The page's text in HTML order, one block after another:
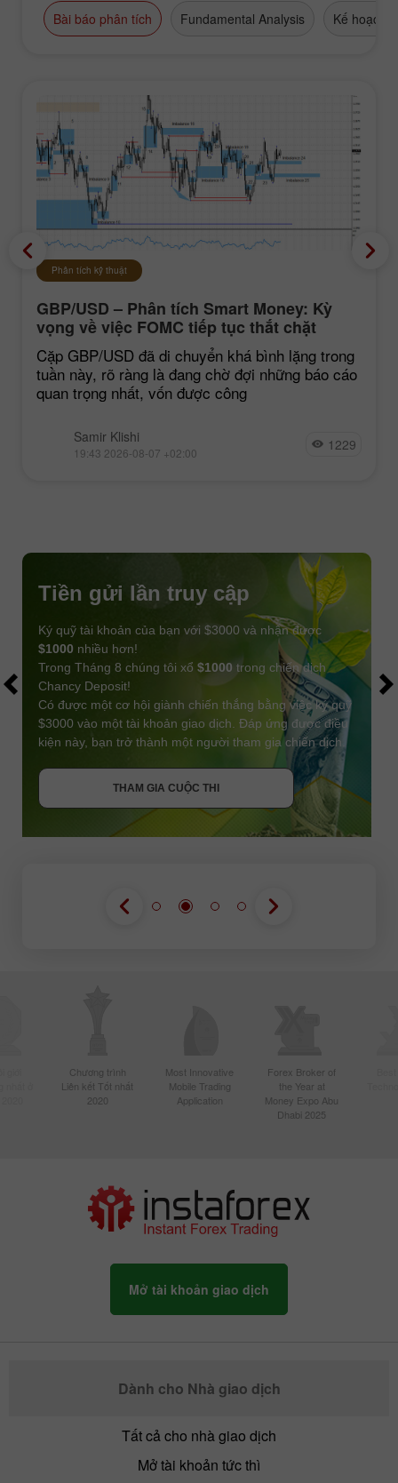
Bài báo phân tích Fundamental Analysis Kế hoạch
Phân tích kỹ thuật
GBP/USD – Phân tích Smart Money: Kỳ
vọng về việc FOMC tiếp tục thắt chặt
chính sách vẫn ở mức thấp
Cặp GBP/USD đã di chuyển khá bình lặng trong
tuần này, rõ ràng là đang chờ đợi những báo cáo
quan trọng nhất, vốn được công
Samir Klishi
19:43 2026-08-07 +02:00 1229
THAM GIA CUỘC THI
Tiền gửi lần truy cập
Ký quỹ tài khoản của bạn với $3000 và nhận được
$1000 nhiều hơn!
Trong Tháng 8 chúng tôi xổ $1000 trong chiến dịch
Chancy Deposit!
Có được một cơ hội giành chiến thắng bằng việc ký quỹ
$3000 vào một tài khoản giao dịch. Đáp ứng được điều
kiện này, bạn trở thành một người tham gia chiến dịch.
THAM GIA CUỘC THI
THAM GIA CUỘC THI
NHẬN THƯỞNG
Chương trình
Liên kết Tốt nhất
2020
Most Innovative
Mobile Trading
Application
Forex Broker of
the Year at
Money Expo Abu
Dhabi 2025
Mở tài khoản giao dịch
Dành cho Nhà giao dịch
Tất cả cho nhà giao dịch
Mở tài khoản tức thì